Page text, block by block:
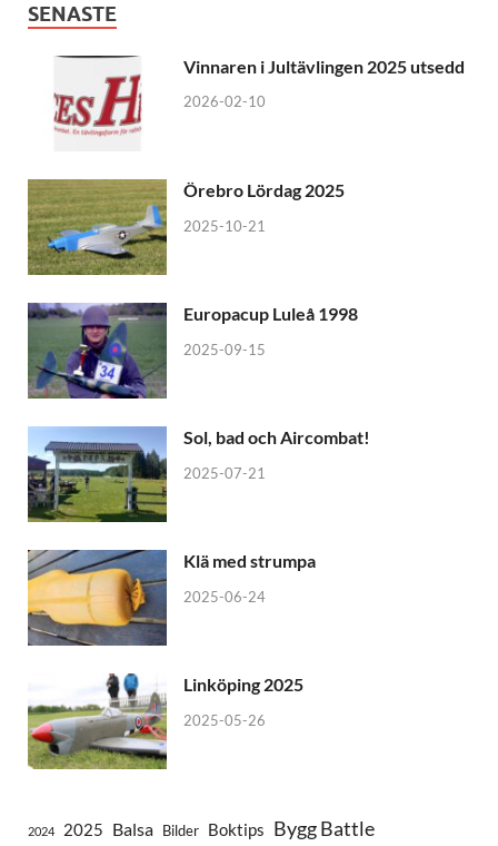
SENASTE
Vinnaren i Jultävlingen 2025 utsedd
2026-02-10
Örebro Lördag 2025
2025-10-21
Europacup Luleå 1998
2025-09-15
Sol, bad och Aircombat!
2025-07-21
Klä med strumpa
2025-06-24
Linköping 2025
2025-05-26
2024 2025 Balsa Bilder Boktips Bygg Battle